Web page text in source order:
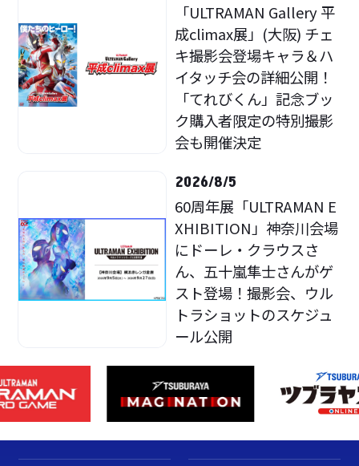
「ULTRAMAN Gallery 平
成climax展」(大阪) チェ
キ撮影会登場キャラ＆ハ
イタッチ会の詳細公開！
「てれびくん」記念ブッ
ク購入者限定の特別撮影
会も開催決定
2026/8/5
60周年展「ULTRAMAN E
XHIBITION」神奈川会場
にドーレ・クラウスさ
ん、五十嵐隼士さんがゲ
スト登場！撮影会、ウル
トラショットのスケジュ
ール公開